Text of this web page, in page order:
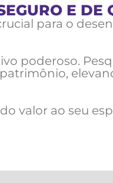
E DE
para o
poderoso.
valor ao seu